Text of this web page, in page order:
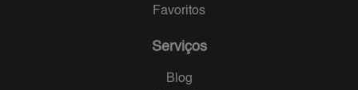
Favoritos
Serviços
Blog